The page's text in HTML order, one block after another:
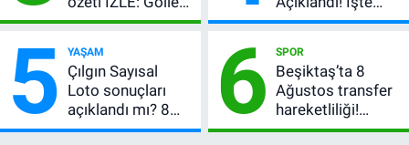
peş peşe geldi,
kırmızı kart gördü!
Kazandıran 6
5 YAŞAM
Çılgın Sayısal
Loto sonuçları
açıklandı mı? 8
Ağustos 2026
6 SPOR
Beşiktaş’ta 8
Ağustos transfer
hareketliliği!
Yönetim 5 bölge